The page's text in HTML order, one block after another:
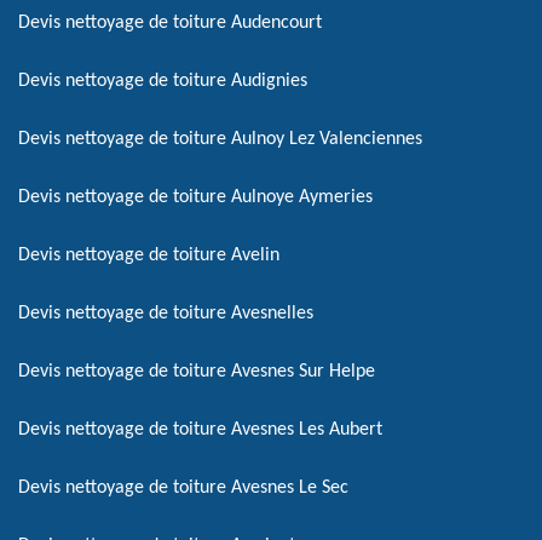
Devis nettoyage de toiture Audencourt
Devis nettoyage de toiture Audignies
Devis nettoyage de toiture Aulnoy Lez Valenciennes
Devis nettoyage de toiture Aulnoye Aymeries
Devis nettoyage de toiture Avelin
Devis nettoyage de toiture Avesnelles
Devis nettoyage de toiture Avesnes Sur Helpe
Devis nettoyage de toiture Avesnes Les Aubert
Devis nettoyage de toiture Avesnes Le Sec